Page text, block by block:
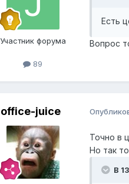
Участник форума
89
Есть
Вопрос
office-juice
Точно в
Но так
В